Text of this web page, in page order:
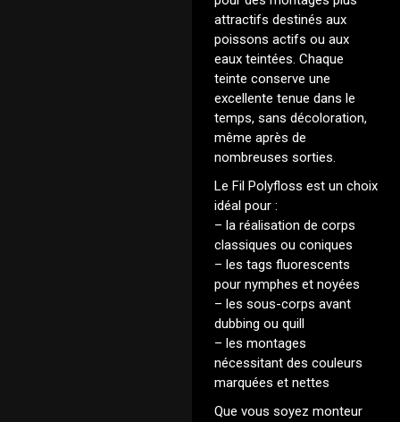
attractifs destinés aux
poissons actifs ou aux
eaux teintées. Chaque
teinte conserve une
excellente tenue dans le
temps, sans décoloration,
même après de
nombreuses sorties.
Le Fil Polyfloss est un choix
idéal pour :
– la réalisation de corps
classiques ou coniques
– les tags fluorescents
pour nymphes et noyées
– les sous-corps avant
dubbing ou quill
– les montages
nécessitant des couleurs
marquées et nettes
Que vous soyez monteur